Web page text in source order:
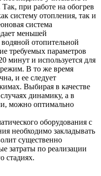
при работе на обогрев
систему отопления, так и
система
меньшей
отопительной
требуемых параметров
минут и используется для
режим. В то же время
и ее следует
Выбирая в качестве
динамику, а в
можно оптимально
оборудования с
необходимо закладывать
существенно
затраты по реализации
стадиях.